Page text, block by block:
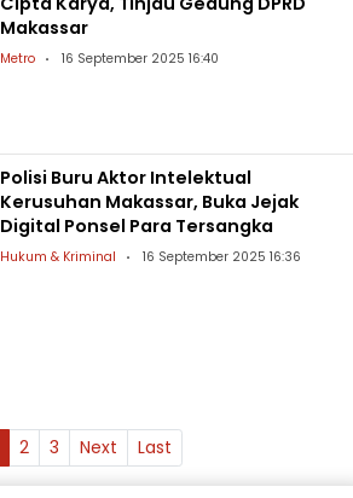
Makassar
Metro 16 September 2025 16:40
Polisi Buru Aktor Intelektual
Kerusuhan Makassar, Buka Jejak
Digital Ponsel Para Tersangka
Hukum & Kriminal 16 September 2025 16:36
2 3 Next Last